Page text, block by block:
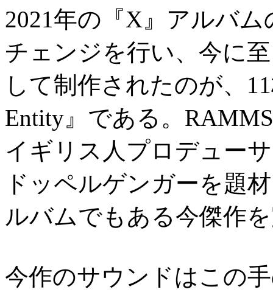
2021年の『X』アルバ
チェンジを行い、今に
して制作されたのが、
Entity』である。
イギリス人プロデュー
ドッペルゲンガーを題
ルバムでもある今傑作
今作のサウンドはこの